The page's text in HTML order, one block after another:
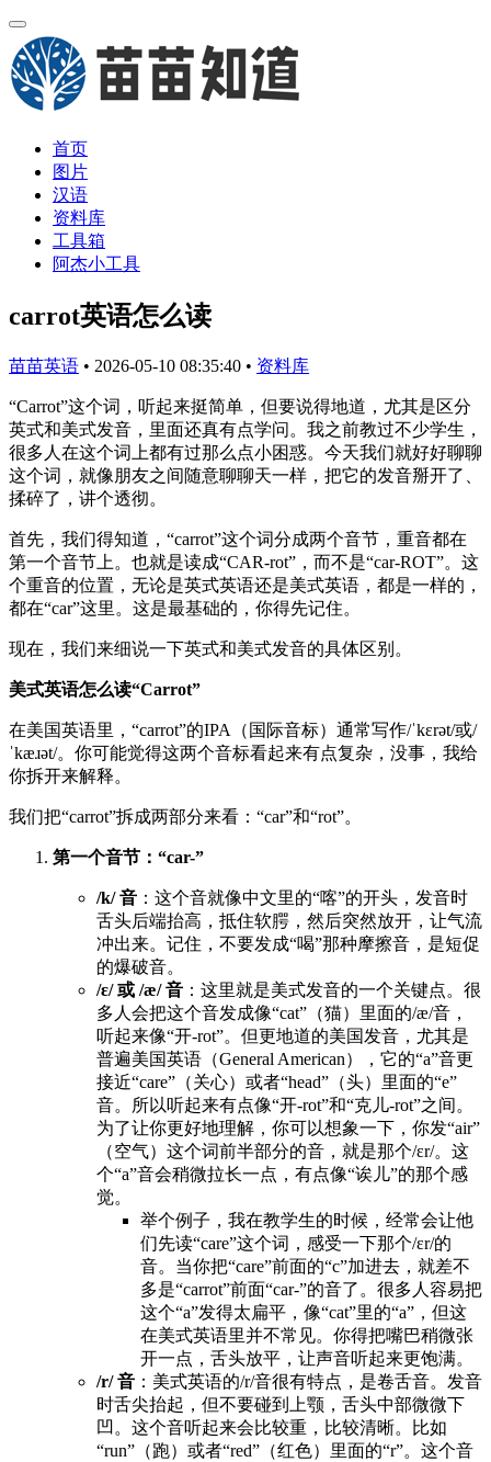
首页
图片
汉语
资料库
工具箱
阿杰小工具
carrot英语怎么读
苗苗英语 • 2026-05-10 08:35:40 • 资料库
“Carrot”这个词，听起来挺简单，但要说得地道，尤其是区分
英式和美式发音，里面还真有点学问。我之前教过不少学生，
很多人在这个词上都有过那么点小困惑。今天我们就好好聊聊
这个词，就像朋友之间随意聊聊天一样，把它的发音掰开了、
揉碎了，讲个透彻。
首先，我们得知道，“carrot”这个词分成两个音节，重音都在
第一个音节上。也就是读成“CAR-rot”，而不是“car-ROT”。这
个重音的位置，无论是英式英语还是美式英语，都是一样的，
都在“car”这里。这是最基础的，你得先记住。
现在，我们来细说一下英式和美式发音的具体区别。
美式英语怎么读“Carrot”
在美国英语里，“carrot”的IPA（国际音标）通常写作/ˈkɛrət/或/
ˈkæɹət/。你可能觉得这两个音标看起来有点复杂，没事，我给
你拆开来解释。
我们把“carrot”拆成两部分来看：“car”和“rot”。
第一个音节：“car-”
/k/ 音 ：这个音就像中文里的“喀”的开头，发音时
舌头后端抬高，抵住软腭，然后突然放开，让气流
冲出来。记住，不要发成“喝”那种摩擦音，是短促
的爆破音。
/ɛ/ 或 /æ/ 音 ：这里就是美式发音的一个关键点。很
多人会把这个音发成像“cat”（猫）里面的/æ/音，
听起来像“开-rot”。但更地道的美国发音，尤其是
普遍美国英语（General American），它的“a”音更
接近“care”（关心）或者“head”（头）里面的“e”
音。所以听起来有点像“开-rot”和“克儿-rot”之间。
为了让你更好地理解，你可以想象一下，你发“air”
（空气）这个词前半部分的音，就是那个/ɛr/。这
个“a”音会稍微拉长一点，有点像“诶儿”的那个感
觉。
举个例子，我在教学生的时候，经常会让他
们先读“care”这个词，感受一下那个/ɛr/的
音。当你把“care”前面的“c”加进去，就差不
多是“carrot”前面“car-”的音了。很多人容易把
这个“a”发得太扁平，像“cat”里的“a”，但这
在美式英语里并不常见。你得把嘴巴稍微张
开一点，舌头放平，让声音听起来更饱满。
/r/ 音 ：美式英语的/r/音很有特点，是卷舌音。发音
时舌尖抬起，但不要碰到上颚，舌头中部微微下
凹。这个音听起来会比较重，比较清晰。比如
“run”（跑）或者“red”（红色）里面的“r”。这个音